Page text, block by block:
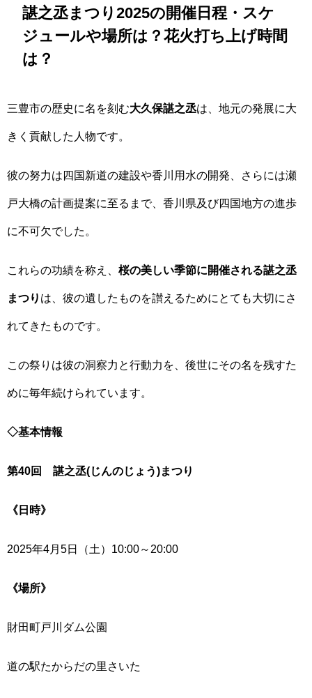
諶之丞まつり2025の開催日程・スケ
ジュールや場所は？花火打ち上げ時間
は？
三豊市の歴史に名を刻む大久保諶之丞は、地元の発展に大
きく貢献した人物です。
彼の努力は四国新道の建設や香川用水の開発、さらには瀬
戸大橋の計画提案に至るまで、香川県及び四国地方の進歩
に不可欠でした。
これらの功績を称え、 桜の美しい季節に開催される諶之丞
まつり は、彼の遺したものを讃えるためにとても大切にさ
れてきたものです。
この祭りは彼の洞察力と行動力を、後世にその名を残すた
めに毎年続けられています。
◇基本情報
第40回 諶之丞(じんのじょう)まつり
《日時》
2025年4月5日（土）10:00～20:00
《場所》
財田町戸川ダム公園
道の駅たからだの里さいた